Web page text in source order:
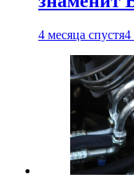
4 месяца спустя4